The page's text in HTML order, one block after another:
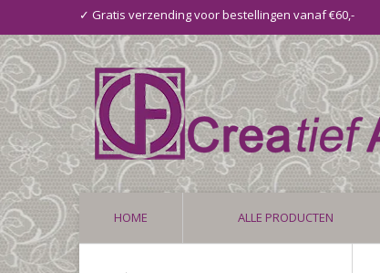
✓ Gratis verzending voor bestellingen vanaf €60,-
HOME ALLE PRODUCTEN